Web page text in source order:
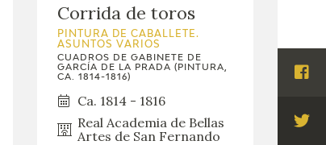
Corrida de toros
PINTURA DE CABALLETE.
ASUNTOS VARIOS
CUADROS DE GABINETE DE
GARCÍA DE LA PRADA (PINTURA,
CA. 1814-1816)
Ca. 1814 - 1816
Real Academia de Bellas
Artes de San Fernando